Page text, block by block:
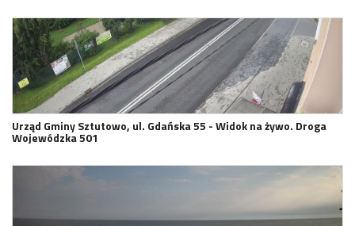
Urząd Gminy Sztutowo, ul. Gdańska 55 - Widok na żywo. Droga
Wojewódzka 501